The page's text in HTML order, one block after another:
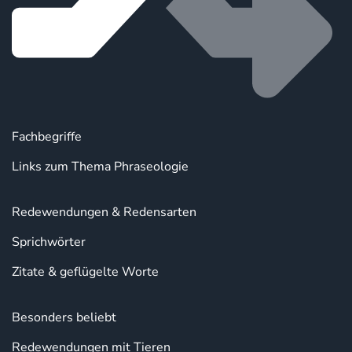
Fachbegriffe
Links zum Thema Phraseologie
Redewendungen & Redensarten
Sprichwörter
Zitate & geflügelte Worte
Besonders beliebt
Redewendungen mit Tieren